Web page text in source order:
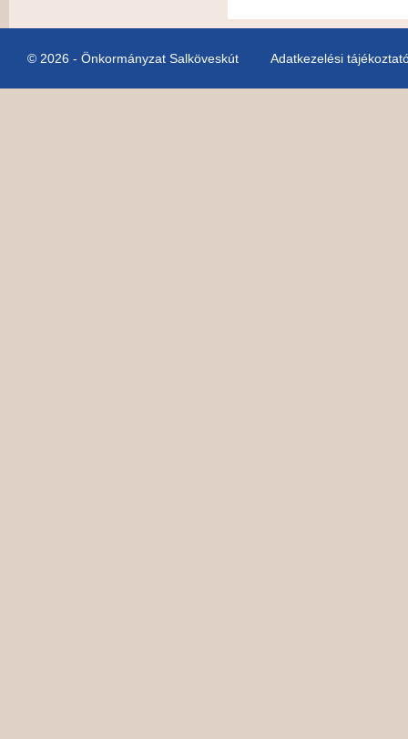
© 2026 - Önkormányzat Salköveskút Adatkezelési